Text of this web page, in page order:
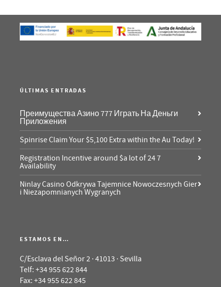
ÚLTIMAS ENTRADAS
Преимущества Азино 777 Играть На Деньги
Приложения
Spinrise Claim Your $5,100 Extra within the Au Today!
Registration Incentive around $a lot of 24 7
Availability
Ninlay Casino Odkrywa Tajemnice Nowoczesnych Gier
i Niezapomnianych Wygranych
ESTAMOS EN…
C/Esclava del Señor 2 · 41013 · Sevilla
Telf: +34 955 622 844
Fax: +34 955 622 845